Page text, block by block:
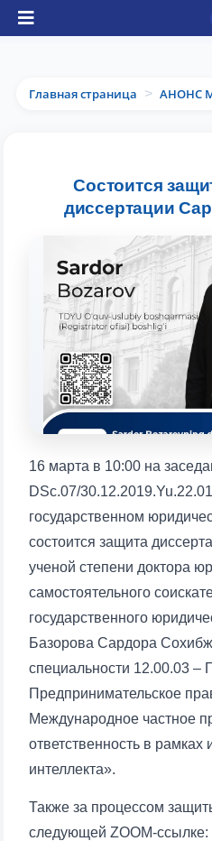
Ваш номер телефона
Главная страница > АНОНС
Состоится
диссертации
16 марта в 10:00 на
DSc.07/
государственном
состоится защита
ученой степени доктора
самостоятельного
государственного
Базорова Сардора
специальности 12.00.03 –
Предпринимательское
Международное частное
ответственность в рамках
интеллекта».
Также за процессом
следующей ZOOM-ссылке:
Чат приёмной комиссии
Онлайн
Здравствуйте! Добро
приёмной комиссии ТГЮУ.
Оставляйте здесь свои
вопросам приёма.
Выберите тему — затем
конкретные вопросы:
4. Собеседование (магистр) (5)
6. Онлайн-заявки (15)
8. Квота (бакалавриат) (1)